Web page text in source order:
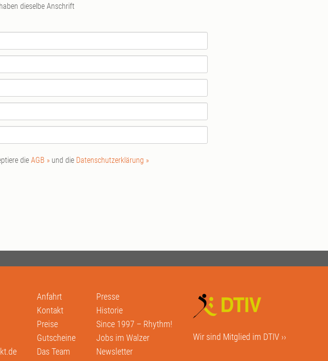
dieselbe Anschrift
die AGB »und die Datenschutzerklärung »
Anfahrt
Kontakt
Preise
Gutscheine
Das Team
Presse
Historie
Since 1997 – Rhythm!
Jobs im Walzer
Newsletter
Wir sind Mitglied im DTIV ››